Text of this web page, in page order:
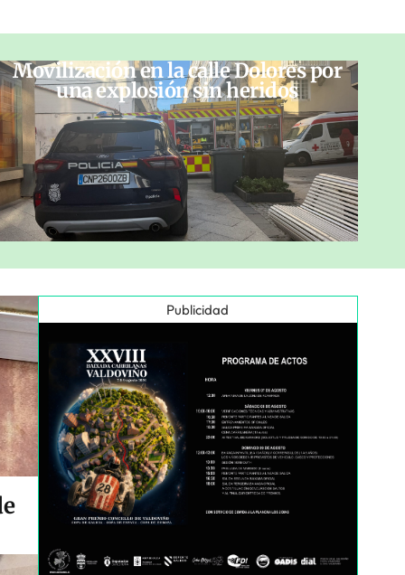
Movilización en la calle Dolores por
una explosión sin heridos
Publicidad